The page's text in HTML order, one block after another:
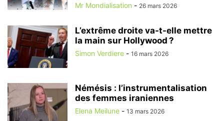
Mr Mondialisation - 26 mars 2026
L’extrême droite va-t-elle mettre
la main sur Hollywood ?
Simon Verdiere - 16 mars 2026
Némésis : l’instrumentalisation
des femmes iraniennes
Elena Meilune - 13 mars 2026